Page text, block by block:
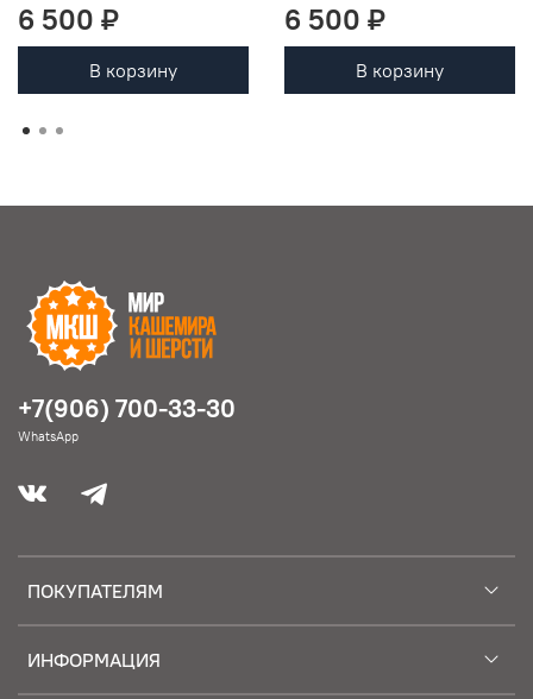
6 500 ₽
В корзину
6 500 ₽
В корзину
ПОКУПАТЕЛЯМ
ИНФОРМАЦИЯ
+7(906) 700-33-30
WhatsApp